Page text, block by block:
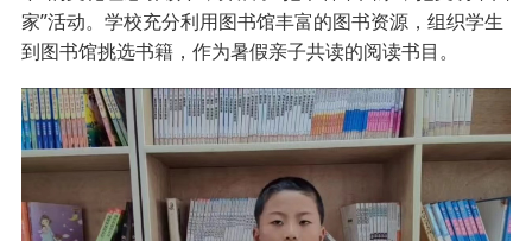
家”活动。学校充分利用图书馆丰富的图书资源，组织学生
到图书馆挑选书籍，作为暑假亲子共读的阅读书目。